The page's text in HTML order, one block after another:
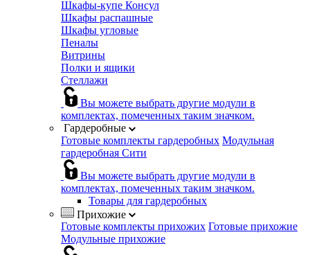
Шкафы-купе Консул
Шкафы распашные
Шкафы угловые
Пеналы
Витрины
Полки и ящики
Стеллажи
Вы можете выбрать другие модули в
комплектах, помеченных таким значком.
Гардеробные
Готовые комплекты гардеробных Модульная
гардеробная Сити
Вы можете выбрать другие модули в
комплектах, помеченных таким значком.
Товары для гардеробных
Прихожие
Готовые комплекты прихожих Готовые прихожие
Модульные прихожие